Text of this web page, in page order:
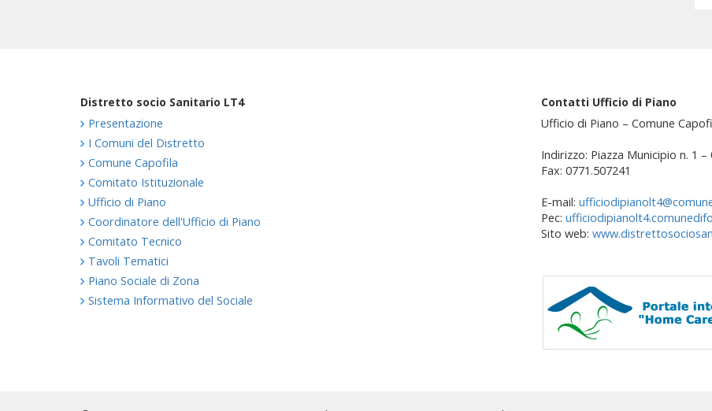
Distretto socio Sanitario LT4
Presentazione
I Comuni del Distretto
Comune Capofila
Comitato Istituzionale
Ufficio di Piano
Coordinatore dell'Ufficio di Piano
Comitato Tecnico
Tavoli Tematici
Piano Sociale di Zona
Sistema Informativo del Sociale
Contatti Ufficio di Piano
Ufficio di Piano – Comune
Indirizzo: Piazza Municipio n. 1
Fax: 0771.507241
E-mail:
Pec:
Sito web: